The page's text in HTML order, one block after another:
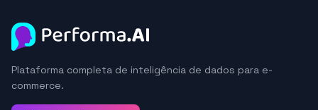
Plataforma completa de inteligência de dados para e-
commerce.